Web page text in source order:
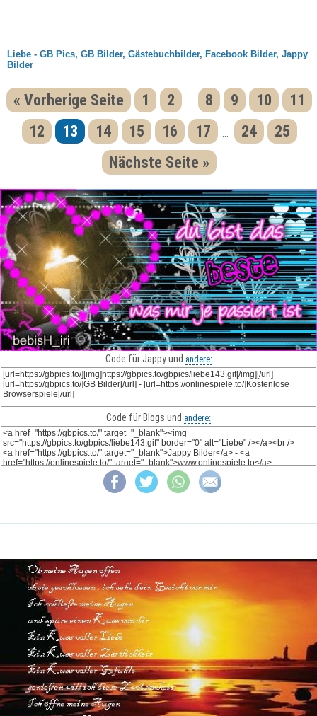
Liebe - GB Pics, GB Bilder, Gästebuchbilder, Facebook Bilder, Jappy
Bilder
« Vorherige Seite 1 2 8 9 10
11
12
13 14 15 16 17 24
25
Nächste Seite »
Code für Jappy und andere:
Code für Blogs und andere: